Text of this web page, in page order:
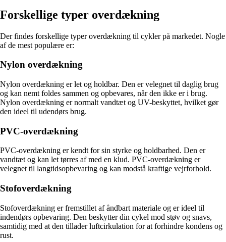
Forskellige typer overdækning
Der findes forskellige typer overdækning til cykler på markedet. Nogle
af de mest populære er:
Nylon overdækning
Nylon overdækning er let og holdbar. Den er velegnet til daglig brug
og kan nemt foldes sammen og opbevares, når den ikke er i brug.
Nylon overdækning er normalt vandtæt og UV-beskyttet, hvilket gør
den ideel til udendørs brug.
PVC-overdækning
PVC-overdækning er kendt for sin styrke og holdbarhed. Den er
vandtæt og kan let tørres af med en klud. PVC-overdækning er
velegnet til langtidsopbevaring og kan modstå kraftige vejrforhold.
Stofoverdækning
Stofoverdækning er fremstillet af åndbart materiale og er ideel til
indendørs opbevaring. Den beskytter din cykel mod støv og snavs,
samtidig med at den tillader luftcirkulation for at forhindre kondens og
rust.